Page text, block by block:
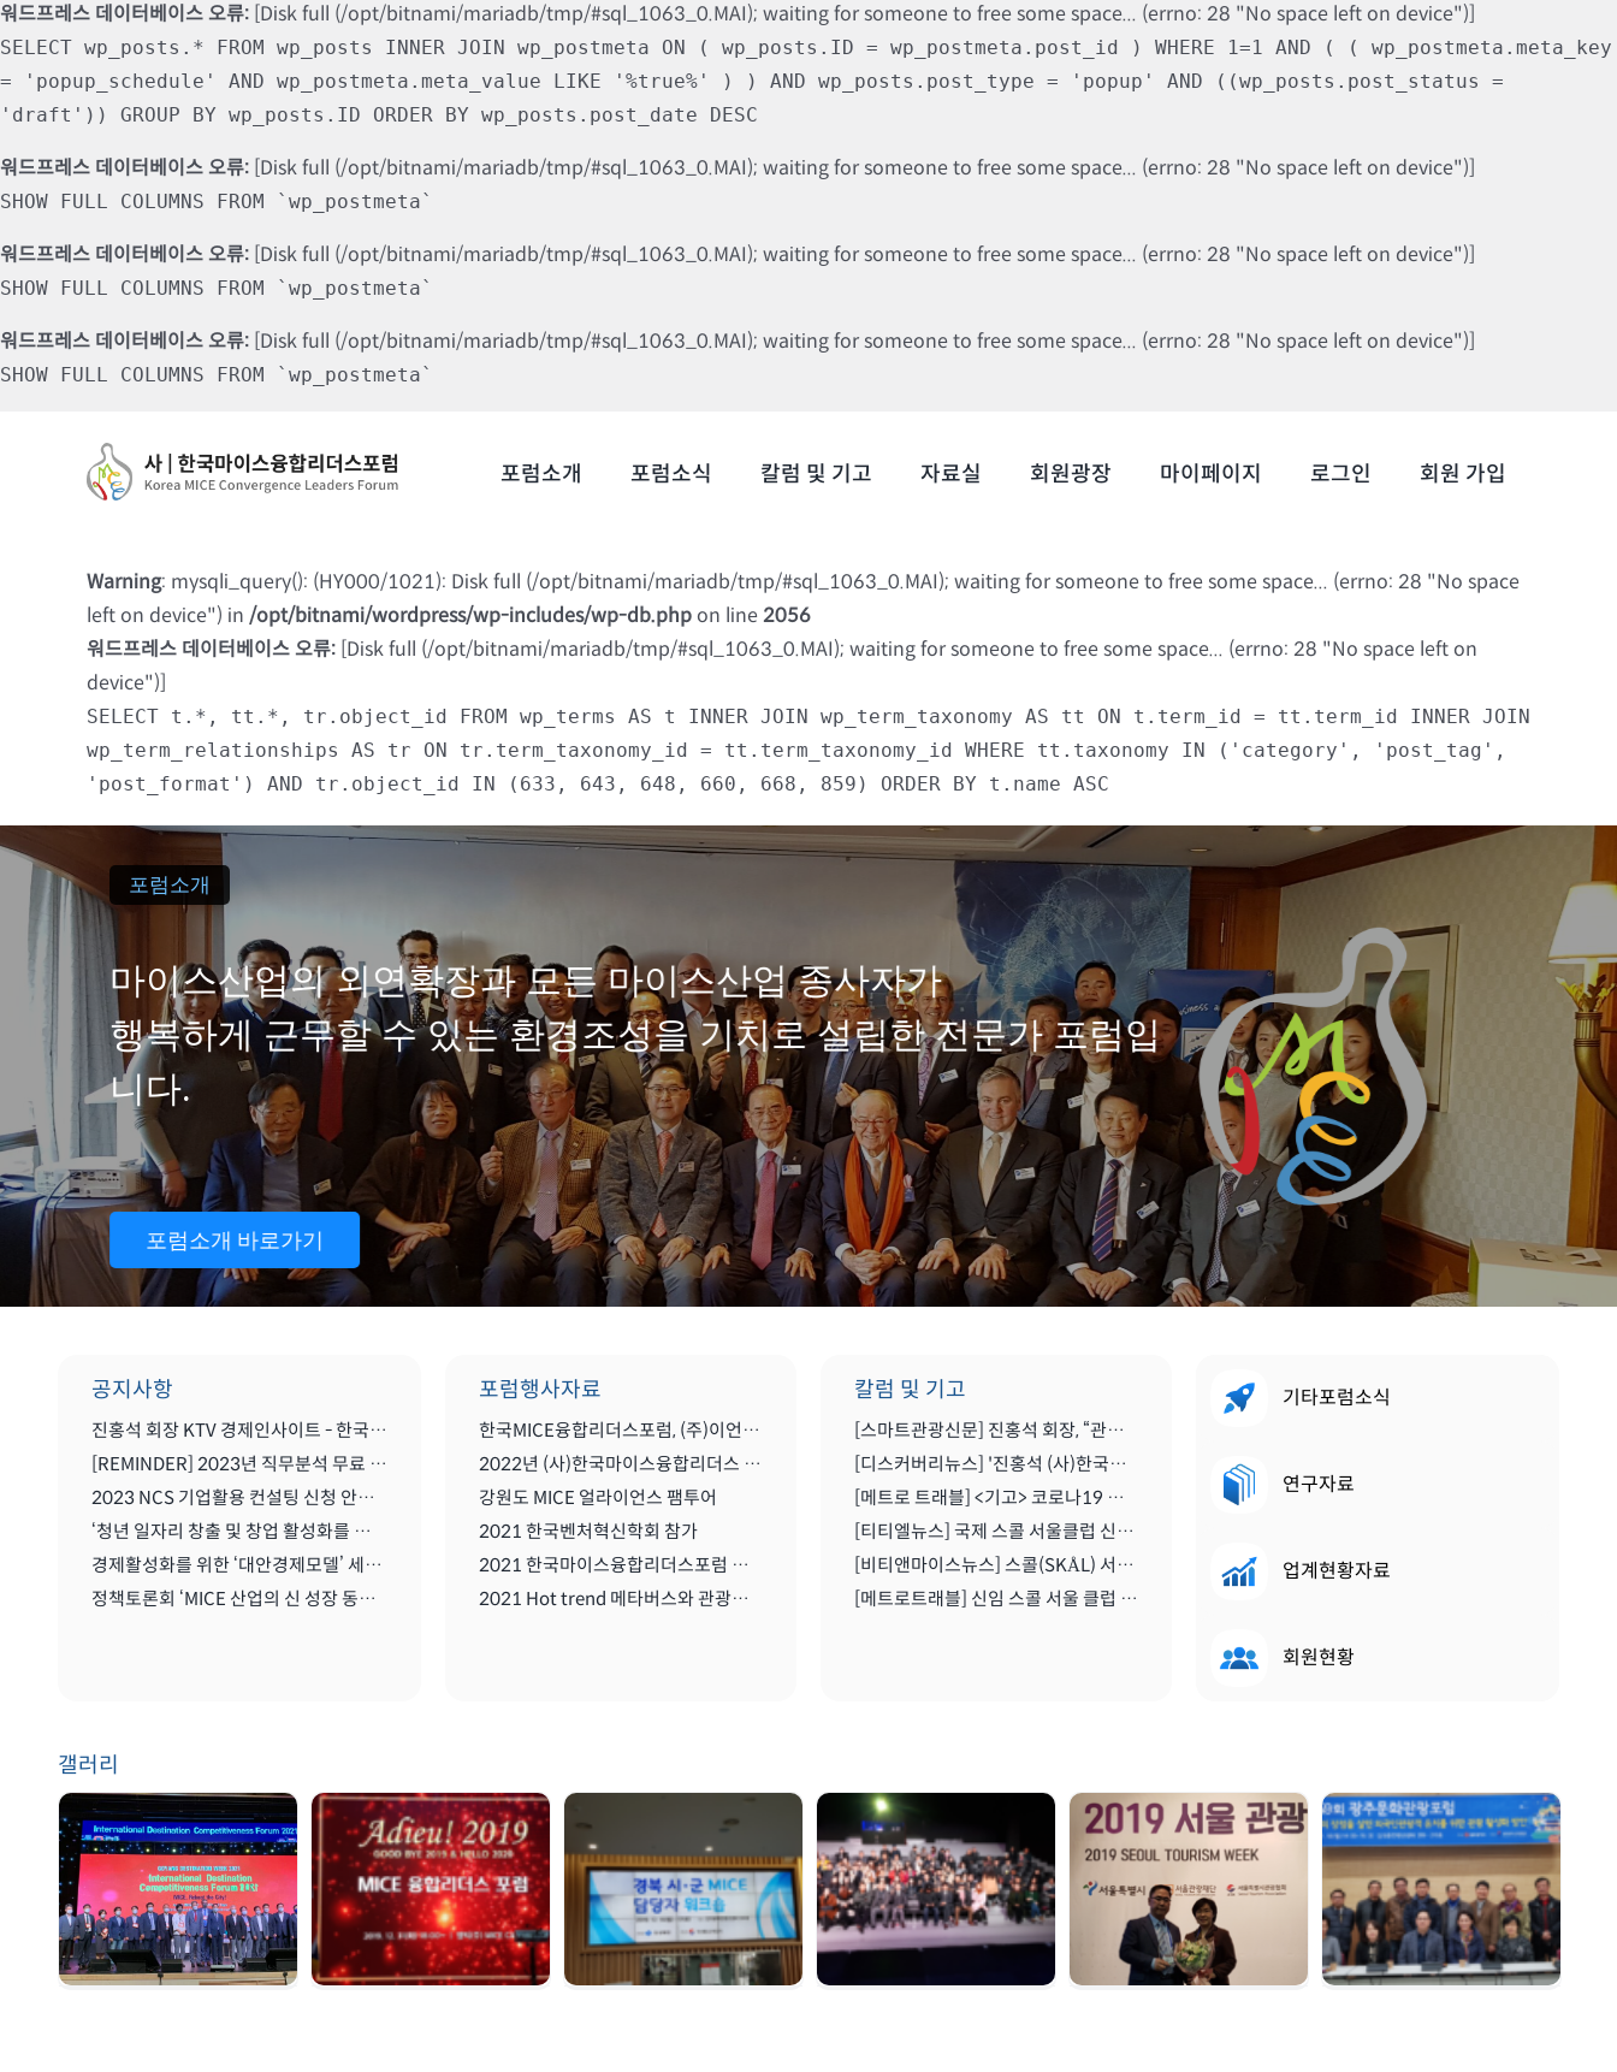
워드프레스 데이터베이스 오류: [Disk full (/opt/bitnami/mariadb/tmp/#sql_1063_0.MAI); waiting for someone to free some space... (errno: 28 "No space left on device")]
SELECT wp_posts.* FROM wp_posts INNER JOIN wp_postmeta ON ( wp_posts.ID = wp_postmeta.post_id ) WHERE 1=1 AND ( ( wp_postmeta.meta_key
= 'popup_schedule' AND wp_postmeta.meta_value LIKE '%true%' ) ) AND wp_posts.post_type = 'popup' AND ((wp_posts.post_status =
'draft')) GROUP BY wp_posts.ID ORDER BY wp_posts.post_date DESC
워드프레스 데이터베이스 오류: [Disk full (/opt/bitnami/mariadb/tmp/#sql_1063_0.MAI); waiting for someone to free some space... (errno: 28 "No space left on device")]
SHOW FULL COLUMNS FROM `wp_postmeta`
워드프레스 데이터베이스 오류: [Disk full (/opt/bitnami/mariadb/tmp/#sql_1063_0.MAI); waiting for someone to free some space... (errno: 28 "No space left on device")]
SHOW FULL COLUMNS FROM `wp_postmeta`
워드프레스 데이터베이스 오류: [Disk full (/opt/bitnami/mariadb/tmp/#sql_1063_0.MAI); waiting for someone to free some space... (errno: 28 "No space left on device")]
SHOW FULL COLUMNS FROM `wp_postmeta`
포럼소개 포럼소식 칼럼 및 기고 자료실 회원광장 마이페이지 로그인 회원 가입
Warning: mysqli_query(): (HY000/1021): Disk full (/opt/bitnami/mariadb/tmp/#sql_1063_0.MAI); waiting for someone to free some space... (errno: 28 "No space
left on device") in /opt/bitnami/wordpress/wp-includes/wp-db.phpon line2056
워드프레스 데이터베이스 오류: [Disk full (/opt/bitnami/mariadb/tmp/#sql_1063_0.MAI); waiting for someone to free some space... (errno: 28 "No space left on
device")]
SELECT t.*, tt.*, tr.object_id FROM wp_terms AS t INNER JOIN wp_term_taxonomy AS tt ON t.term_id = tt.term_id INNER JOIN
wp_term_relationships AS tr ON tr.term_taxonomy_id = tt.term_taxonomy_id WHERE tt.taxonomy IN ('category', 'post_tag',
'post_format') AND tr.object_id IN (633, 643, 648, 660, 668, 859) ORDER BY t.name ASC
포럼소개
마이스산업의 외연확장과 모든 마이스산업 종사자가
행복하게 근무할 수 있는 환경조성을 기치로 설립한 전문가 포럼입
니다.
포럼소개 바로가기
공지사항
진홍석 회장 KTV 경제인사이트 - 한국 마이스를 말하다
[REMINDER] 2023년 직무분석 무료 컨설팅
2023 NCS 기업활용 컨설팅 신청 안내(무료)
‘청년 일자리 창출 및 창업 활성화를 위한 MICE산업 글로벌화를 위한 세미나'
경제활성화를 위한 ‘대안경제모델’ 세미나
정책토론회 ‘MICE 산업의 신 성장 동력: 협회/단체 관리 및 복합리조트 산업’
포럼행사자료
한국MICE융합리더스포럼, (주)이언컨설팅그룹과 MOU(업무협약) 체결식
2022년 (사)한국마이스융합리더스 포럼 송년 세미나 공유
강원도 MICE 얼라이언스 팸투어
2021 한국벤처혁신학회 참가
2021 한국마이스융합리더스포럼 온라인 세미나 I 2021.08..11
2021 Hot trend 메타버스와 관광산업 I 2021.08.11
칼럼 및 기고
[스마트관광신문] 진홍석 회장, “관광·MICE산업을 바라보는 가치의 전환을 위해 노력이 필요한 시기” | 2021.04.29
[디스커버리뉴스] '진홍석 (사)한국마이스융합리더스포럼 회장',"코로나를 또다른 기회로" | 2020.07.06
[메트로 트래블] <기고> 코로나19 이후 지속가능한 관광마이스산업과 'MICE 5.0' | 2020.06.28
[티티엘뉴스] 국제 스콜 서울클럽 신임 회장에 진홍석 (사)한국마이스융합리더스포럼 회장 | 2019.12.13
[비티앤마이스뉴스] 스콜(SKÅL) 서울 클럽, 2020년 한 해 동안 이끌 새 임원진 구성하다 | 2019.12.13
[메트로트래블] 신임 스콜 서울 클럽 회장에 진홍석 한국마이스융합리더스포럼회장 선출 | 2019.12.22
기타포럼소식
연구자료
업계현황자료
회원현황
갤러리
GDW 2021 | 2021.
08. 25
송년회 | 2019. 12. 31
경북시군 마이스 담당
자 워크숍 | 2019. 12.
16
여수 마이스육성포럼 |
2019. 12. 05
서울관광대상 수상 |
2019. 12. 04
광주문화관광포럼 |
2019. 11. 18